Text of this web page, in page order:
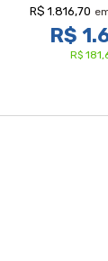
R$ 1.816,70
R$
R$